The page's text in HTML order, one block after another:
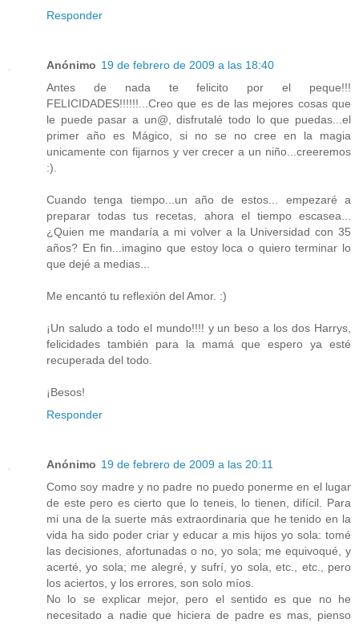
Responder
Anónimo 19 de febrero de 2009 a las 18:40
Antes de nada te felicito por el peque!!!
FELICIDADES!!!!!!...Creo que es de las mejores cosas que
le puede pasar a un@, disfrutalé todo lo que puedas...el
primer año es Mágico, si no se no cree en la magia
unicamente con fijarnos y ver crecer a un niño...creeremos
:).
Cuando tenga tiempo...un año de estos... empezaré a
preparar todas tus recetas, ahora el tiempo escasea...
¿Quien me mandaría a mi volver a la Universidad con 35
años? En fin...imagino que estoy loca o quiero terminar lo
que dejé a medias...
Me encantó tu reflexión del Amor. :)
¡Un saludo a todo el mundo!!!! y un beso a los dos Harrys,
felicidades también para la mamá que espero ya esté
recuperada del todo.
¡Besos!
Responder
Anónimo 19 de febrero de 2009 a las 20:11
Como soy madre y no padre no puedo ponerme en el lugar
de este pero es cierto que lo teneis, lo tienen, difícil. Para
mi una de la suerte más extraordinaria que he tenido en la
vida ha sido poder criar y educar a mis hijos yo sola: tomé
las decisiones, afortunadas o no, yo sola; me equivoqué, y
acerté, yo sola; me alegré, y sufrí, yo sola, etc., etc., pero
los aciertos, y los errores, son solo míos.
No lo se explicar mejor, pero el sentido es que no he
necesitado a nadie que hiciera de padre es mas, pienso